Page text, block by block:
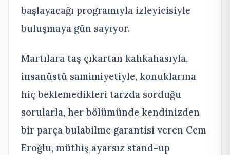
başlayacağı programıyla izleyicisiyle
buluşmaya gün sayıyor.
Martılara taş çıkartan kahkahasıyla,
insanüstü samimiyetiyle, konuklarına
hiç beklemedikleri tarzda sorduğu
sorularla, her bölümünde kendinizden
bir parça bulabilme garantisi veren Cem
Eroğlu, müthiş ayarsız stand-up